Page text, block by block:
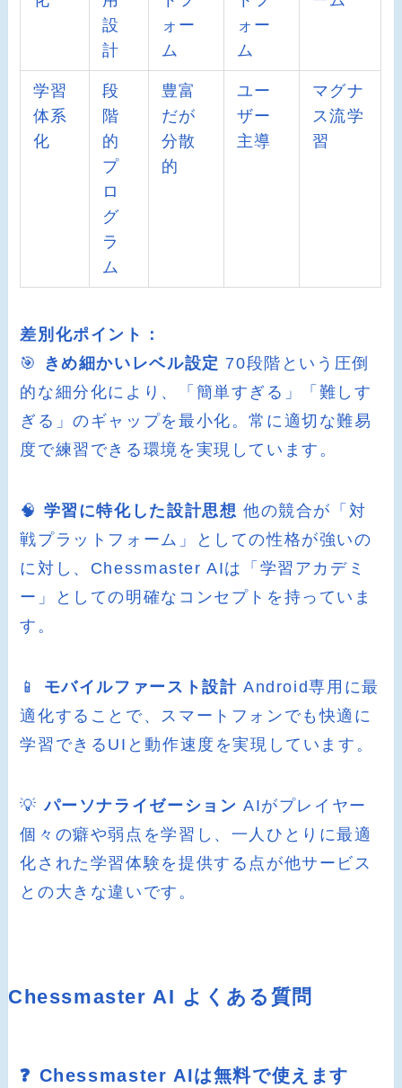
設
計
ォー
ム
ォー
ム
学習
体系
化
段
階
的
プ
ロ
グ
ラ
ム
豊富
だが
分散
的
ユー
ザー
主導
マグナ
ス流学
習
差別化ポイント：
🎯
きめ細かいレベル設定 70段階という圧倒
的な細分化により、「簡単すぎる」「難しす
ぎる」のギャップを最小化。常に適切な難易
度で練習できる環境を実現しています。
🧠 学習に特化した設計思想 他の競合が「対
戦プラットフォーム」としての性格が強いの
に対し、Chessmaster AIは「学習アカデミ
ー」としての明確なコンセプトを持っていま
す。
📱 モバイルファースト設計 Android専用に最
適化することで、スマートフォンでも快適に
学習できるUIと動作速度を実現しています。
💡パーソナライゼーション AIがプレイヤー
個々の癖や弱点を学習し、一人ひとりに最適
化された学習体験を提供する点が他サービス
との大きな違いです。
Chessmaster AI よくある質問
❓ Chessmaster AIは無料で使えます